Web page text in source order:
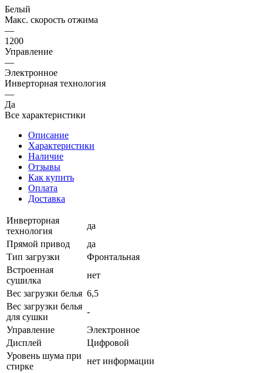
Белый
Макс. скорость отжима
—
1200
Управление
—
Электронное
Инверторная технология
—
Да
Все характеристики
Описание
Характеристики
Наличие
Отзывы
Как купить
Оплата
Доставка
Инверторная
технология
да
Прямой привод
да
Тип загрузки
Фронтальная
Встроенная
сушилка
нет
Вес загрузки белья 6,5
Вес загрузки белья
для сушки
-
Управление
Электронное
Дисплей
Цифровой
Уровень шума при
стирке
нет информации